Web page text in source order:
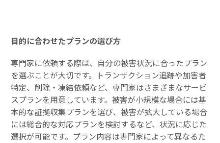
目的に合わせたプランの選び方
専門家に依頼する際は、自分の被害状況に合ったプラン
を選ぶことが大切です。トランザクション追跡や加害者
特定、削除・凍結依頼など、専門家はさまざまなサービ
スプランを用意しています。被害が小規模な場合には基
本的な証拠収集プランを選び、被害が拡大している場合
には総合的な対応プランを検討するなど、状況に応じた
選択が可能です。プラン内容は専門家によって異なるた